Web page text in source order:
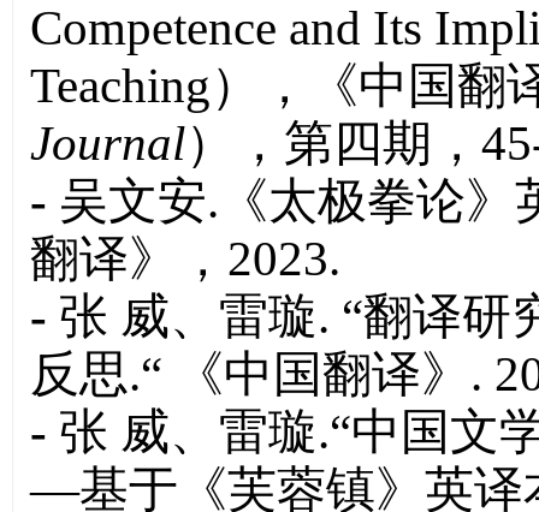
Competence and Its
Teaching），《中国翻
Journal），第四期，
- 吴文安.《太极拳论》
翻译》，2023.
- 张 威、雷璇. “翻译研
反思.“ 《中国翻译》.
- 张 威、雷璇.“中国文
—基于《芙蓉镇》英译